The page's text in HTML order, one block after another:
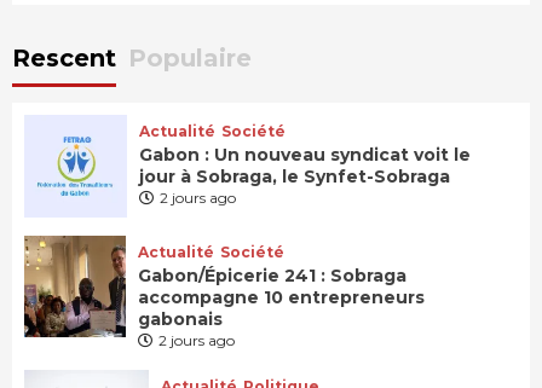
Rescent Populaire
Actualité Société
Gabon : Un nouveau syndicat voit le
jour à Sobraga, le Synfet-Sobraga
2 jours ago
Actualité Société
Gabon/Épicerie 241 : Sobraga
accompagne 10 entrepreneurs
gabonais
2 jours ago